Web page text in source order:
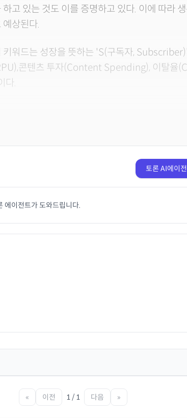
고 있는 것도 이를 증명하고 있다. 이에 따라
상된다.
워드는 성장을 뜻하는 'S(구독자,
콘텐츠 투자(Content Spending), 이탈율
.
토론 AI에이
에이전트가 도와드립니다.
« 이전 1 / 1 다음 »